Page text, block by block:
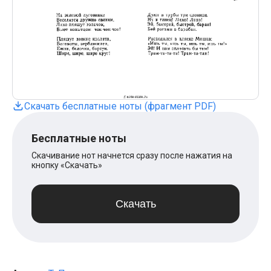
Ваня Дмитриенко
Полина Гагарина
HammAli & Navai
BTS
Макс Корж
Алена Швец
Michael Jackson
Руки Вверх
Мария Чайковская
Скачать бесплатные ноты (фрагмент PDF)
Бесплатные ноты
Скачивание нот начнется сразу после нажатия на
кнопку «Скачать»
Скачать